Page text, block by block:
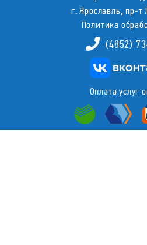
г. Ярославль, пр-т
Политика
(4852)
Оплата услуг